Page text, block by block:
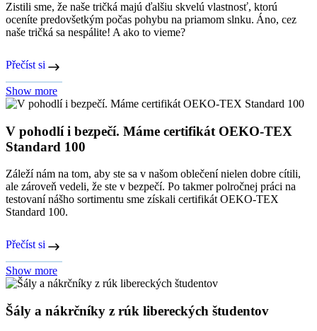
Zistili sme, že naše tričká majú ďalšiu skvelú vlastnosť, ktorú
oceníte predovšetkým počas pohybu na priamom slnku. Áno, cez
naše tričká sa nespálite! A ako to vieme?
Přečíst si
Show more
V pohodlí i bezpečí. Máme certifikát OEKO-TEX
Standard 100
Záleží nám na tom, aby ste sa v našom oblečení nielen dobre cítili,
ale zároveň vedeli, že ste v bezpečí. Po takmer polročnej práci na
testovaní nášho sortimentu sme získali certifikát OEKO-TEX
Standard 100.
Přečíst si
Show more
Šály a nákrčníky z rúk libereckých študentov